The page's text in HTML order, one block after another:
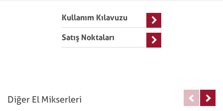
Kullanım Kılavuzu
Satış Noktaları
Diğer El Mikserleri